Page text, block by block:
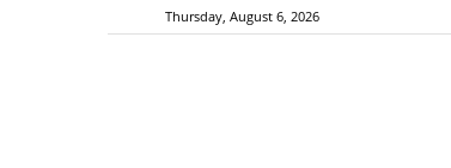
Thursday, August 6, 2026